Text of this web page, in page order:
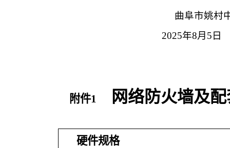
曲阜市姚村
2025年8月 5 日
附件1 网络防火墙及
硬件规格